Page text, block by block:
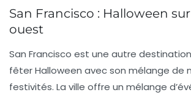
San Francisco : Halloween
ouest
San Francisco est une autre
fêter Halloween avec son mélange de
festivités. La ville offre un mélange